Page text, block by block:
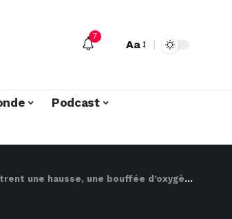
7
Aa
Podcast
bouffée d’oxygène pour l’économie congolaise